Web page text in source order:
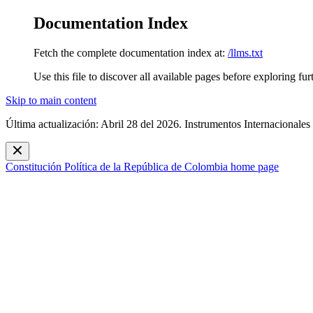
Documentation Index
Fetch the complete documentation index at: /llms.txt
Use this file to discover all available pages before exploring
Skip to main content
Última actualización: Abril 28 del 2026. Instrumentos Internacionales
Constitución Política de la República de Colombia home page